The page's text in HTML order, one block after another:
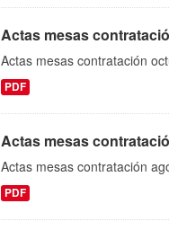
Actas mesas
Actas mesas contratación
PDF
Actas mesas
Actas mesas contratación
PDF